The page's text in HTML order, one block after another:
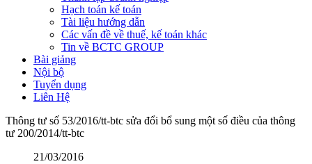
Hạch toán kế toán
Tài liệu hướng dẫn
Các vấn đề về thuế, kế toán khác
Tin về BCTC GROUP
Bài giảng
Nội bộ
Tuyển dụng
Liên Hệ
Thông tư số 53/2016/tt-btc sửa đổi bổ sung một số điều của thông
tư 200/2014/tt-btc
21/03/2016